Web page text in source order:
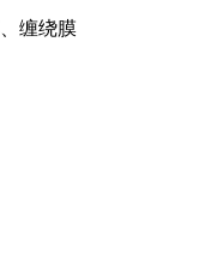
缠绕膜